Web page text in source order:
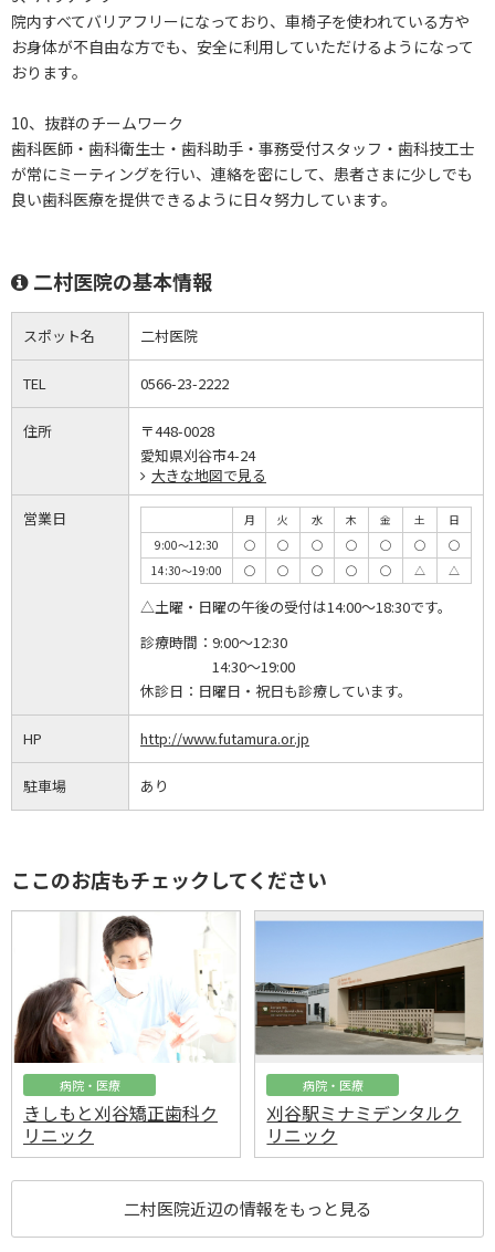
院内すべてバリアフリーになっており、車椅子を使われている方や
お身体が不自由な方でも、安全に利用していただけるようになって
おります。
10、抜群のチームワーク
歯科医師・歯科衛生士・歯科助手・事務受付スタッフ・歯科技工士
が常にミーティングを行い、連絡を密にして、患者さまに少しでも
良い歯科医療を提供できるように日々努力しています。
二村医院の基本情報
スポット名 二村医院
TEL 0566-23-2222
住所
〒448-0028
愛知県刈谷市4-24
大きな地図で見る
営業日 月 火 水 木 金 土
日
9:00～12:30
◯ ◯ ◯ ◯ ◯ ◯
◯
14:30～19:00
◯ ◯ ◯ ◯ ◯ △ △
△土曜・日曜の午後の受付は14:00～18:30です。
診療時間： 9:00～12:30
14:30～19:00
休診日： 日曜日・祝日も診療しています。
HP http://www.futamura.or.jp
駐車場 あり
ここのお店もチェックしてください
病院・医療
きしもと刈谷矯正歯科ク
リニック
病院・医療
刈谷駅ミナミデンタルク
リニック
二村医院近辺の情報をもっと見る